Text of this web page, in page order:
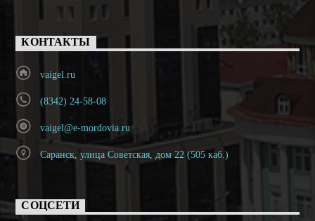
КОНТАКТЫ
vaigel.ru
(8342) 24-58-08
vaigel@e-mordovia.ru
Саранск, улица Советская, дом 22 (505 каб.)
СОЦСЕТИ